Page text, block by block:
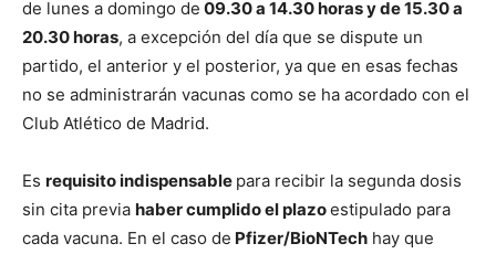
de lunes a domingo de 09.30 a 14.30 horas y de 15.30 a
20.30 horas, a excepción del día que se dispute un
partido, el anterior y el posterior, ya que en esas fechas
no se administrarán vacunas como se ha acordado con el
Club Atlético de Madrid.
Es requisito indispensable para recibir la segunda dosis
sin cita previa haber cumplido el plazoestipulado para
cada vacuna. En el caso de Pfizer/BioNTech hay que